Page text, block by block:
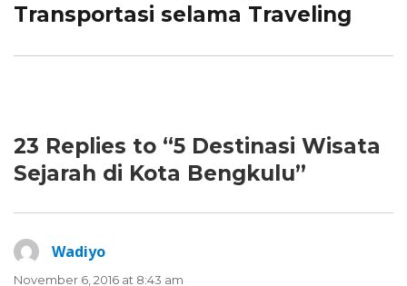
post:
Transportasi selama Traveling
23 Replies to “5 Destinasi Wisata
Sejarah di Kota Bengkulu”
Wadiyo
November 6, 2016 at 8:43 am